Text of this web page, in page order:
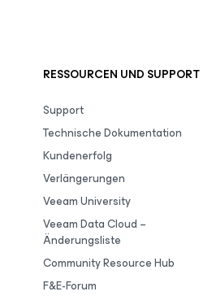
RESSOURCEN UND SUPPORT
Support
Technische Dokumentation
Kundenerfolg
Verlängerungen
Veeam University
Veeam Data Cloud –
Änderungsliste
Community Resource Hub
F&E-Forum